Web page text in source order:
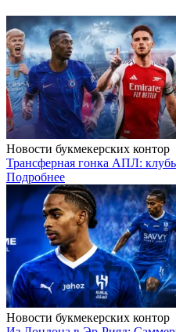
Новости букмекерских контор
Трансферная гонка АПЛ:
Подробнее
Новости букмекерских контор